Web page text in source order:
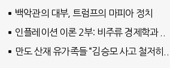
백악관의 대부, 트럼프의 마피아 정치
인플레이션 이론 2부: 비주류 경제학과 ..
만도 산재 유가족들 “김승모 사고 철저히..